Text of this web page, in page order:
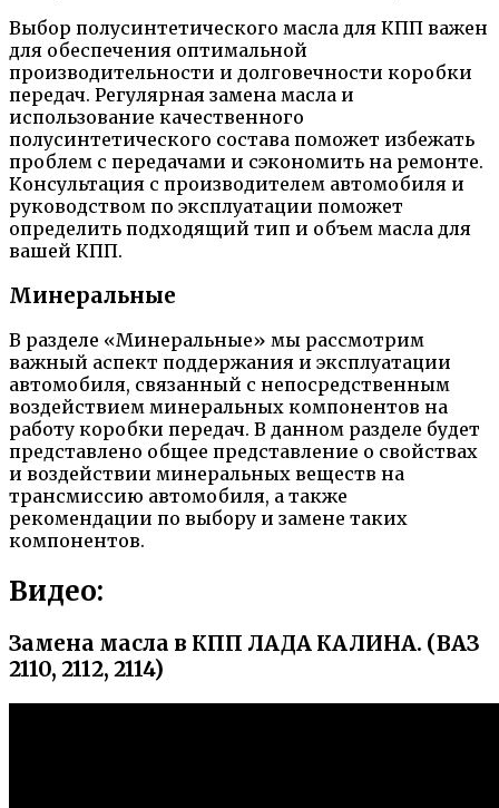
Выбор полусинтетического масла для КПП важен
для обеспечения оптимальной
производительности и долговечности коробки
передач. Регулярная замена масла и
использование качественного
полусинтетического состава поможет избежать
проблем с передачами и сэкономить на ремонте.
Консультация с производителем автомобиля и
руководством по эксплуатации поможет
определить подходящий тип и объем масла для
вашей КПП.
Минеральные
В разделе «Минеральные» мы рассмотрим
важный аспект поддержания и эксплуатации
автомобиля, связанный с непосредственным
воздействием минеральных компонентов на
работу коробки передач. В данном разделе будет
представлено общее представление о свойствах
и воздействии минеральных веществ на
трансмиссию автомобиля, а также
рекомендации по выбору и замене таких
компонентов.
Видео:
Замена масла в КПП ЛАДА КАЛИНА. (ВАЗ
2110, 2112, 2114)